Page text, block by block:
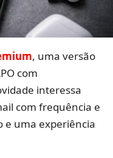
, uma versão
com
interessa
com frequência e
e uma experiência